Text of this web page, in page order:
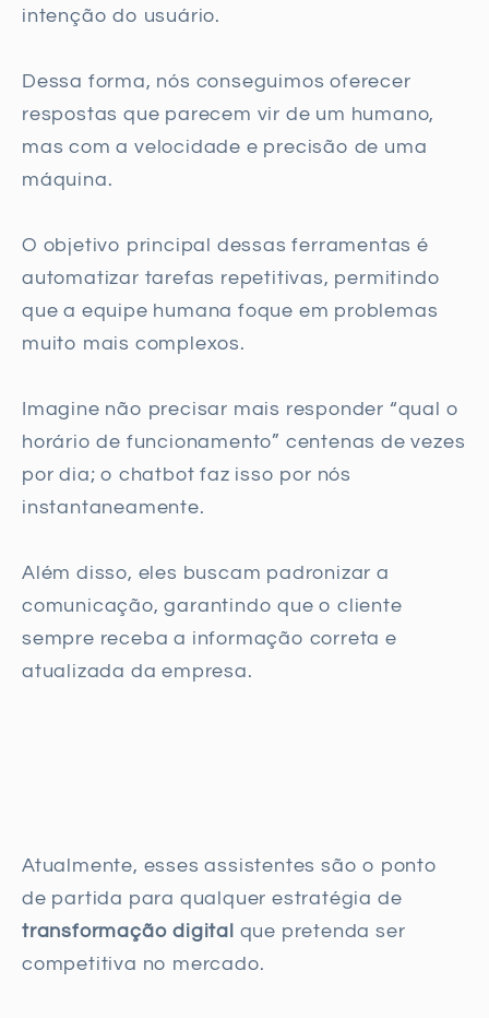
intenção do usuário.
Dessa forma, nós conseguimos oferecer
respostas que parecem vir de um humano,
mas com a velocidade e precisão de uma
máquina.
O objetivo principal dessas ferramentas é
automatizar tarefas repetitivas, permitindo
que a equipe humana foque em problemas
muito mais complexos.
Imagine não precisar mais responder “qual o
horário de funcionamento” centenas de vezes
por dia; o chatbot faz isso por nós
instantaneamente.
Além disso, eles buscam padronizar a
comunicação, garantindo que o cliente
sempre receba a informação correta e
atualizada da empresa.
Atualmente, esses assistentes são o ponto
de partida para qualquer estratégia de
transformação digital que pretenda ser
competitiva no mercado.